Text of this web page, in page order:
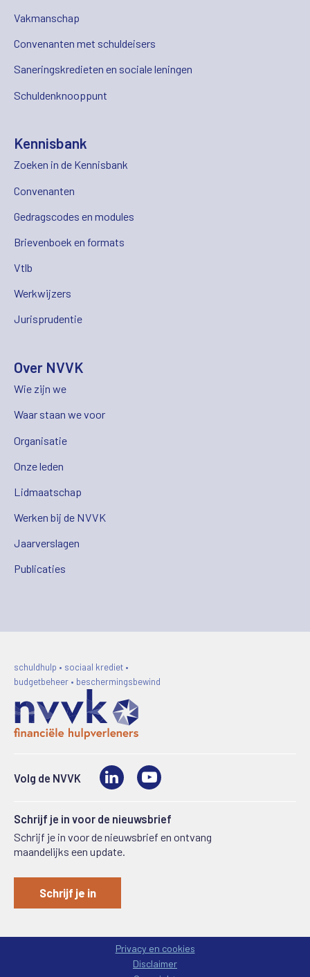
Vakmanschap
Convenanten met schuldeisers
Saneringskredieten en sociale leningen
Schuldenknooppunt
Kennisbank
Zoeken in de Kennisbank
Convenanten
Gedragscodes en modules
Brievenboek en formats
Vtlb
Werkwijzers
Jurisprudentie
Over NVVK
Wie zijn we
Waar staan we voor
Organisatie
Onze leden
Lidmaatschap
Werken bij de NVVK
Jaarverslagen
Publicaties
schuldhulp • sociaal krediet •
budgetbeheer • beschermingsbewind
Volg de NVVK LinkedIn
Schrijf je in voor de nieuwsbrief
Schrijf je in voor de nieuwsbrief en ontvang
maandelijks een update.
Schrijf je in
Privacy en cookies
Disclaimer